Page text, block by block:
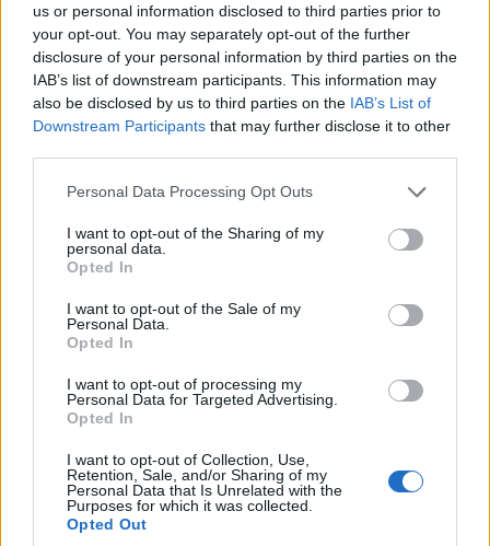
us or personal information disclosed to third parties prior to
your opt-out. You may separately opt-out of the further
disclosure of your personal information by third parties on the
IAB’s list of downstream participants. This information may
also be disclosed by us to third parties on the IAB’s List of
Downstream Participants that may further disclose it to other
Please note that this website/app uses one or more Google
not limited to your visit or usage behaviour. You may click to
grant or deny consent to Google and its third-party tags to
use your data for below specified purposes in below Google
consent section.
Personal Data Processing Opt Outs
I want to opt-out of the Sharing of my
personal data.
Opted In
I want to opt-out of the Sale of my
Personal Data.
Opted In
I want to opt-out of processing my
Personal Data for Targeted Advertising.
Opted In
I want to opt-out of Collection, Use,
Retention, Sale, and/or Sharing of my
Personal Data that Is Unrelated with the
Purposes for which it was collected.
Opted Out
ΔΕΛΤΙΟ ΤΥΠΟΥ Αναμονή, ελπίδα, ματαίωση, υπέρτατος
πόνος, λύτρωση, θάνατος, νέα ζωή. Λέξεις απόλυτα
συνυφασμένες με την δωρεά οργάνων και την μεταμόσχευση,
την πράξη της απόλυτης αγάπης και γενναιοδωρίας από
23:40 η Δώρα Αναγνωστοπούλου και το …Διαβάστε
Περισσότερα...
ΕΠΙΣΗΜΑΣΜΕΝΟ ΜΕ: "MEGA STORIES" , MEGA